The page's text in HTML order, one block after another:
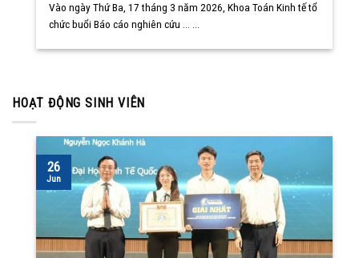
Vào ngày Thứ Ba, 17 tháng 3 năm 2026, Khoa Toán Kinh tế tổ
chức buổi Báo cáo nghiên cứu ... ...
HOẠT ĐỘNG SINH VIÊN
26
Jun